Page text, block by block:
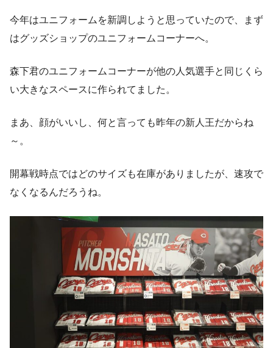
今年はユニフォームを新調しようと思っていたので、まず
はグッズショップのユニフォームコーナーへ。
森下君のユニフォームコーナーが他の人気選手と同じくら
い大きなスペースに作られてました。
まあ、顔がいいし、何と言っても昨年の新人王だからね
～。
開幕戦時点ではどのサイズも在庫がありましたが、速攻で
なくなるんだろうね。